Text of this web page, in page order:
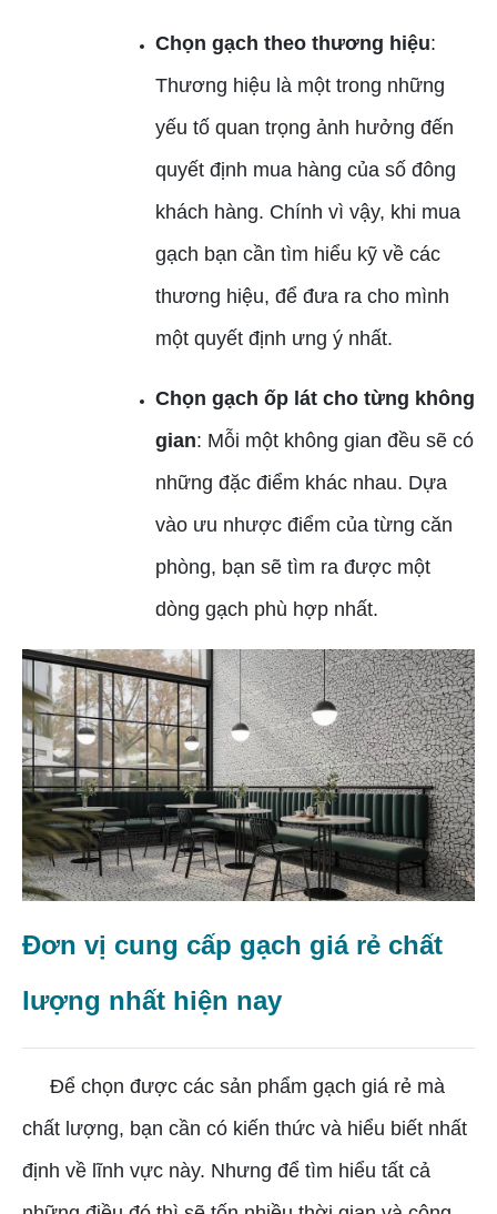
Chọn gạch theo thương hiệu:
Thương hiệu là một trong những
yếu tố quan trọng ảnh hưởng đến
quyết định mua hàng của số đông
khách hàng. Chính vì vậy, khi mua
gạch bạn cần tìm hiểu kỹ về các
thương hiệu, để đưa ra cho mình
một quyết định ưng ý nhất.
Chọn gạch ốp lát cho từng không
gian: Mỗi một không gian đều sẽ có
những đặc điểm khác nhau. Dựa
vào ưu nhược điểm của từng căn
phòng, bạn sẽ tìm ra được một
dòng gạch phù hợp nhất.
Đơn vị cung cấp gạch giá rẻ chất
lượng nhất hiện nay
Để chọn được các sản phẩm gạch giá rẻ mà
chất lượng, bạn cần có kiến thức và hiểu biết nhất
định về lĩnh vực này. Nhưng để tìm hiểu tất cả